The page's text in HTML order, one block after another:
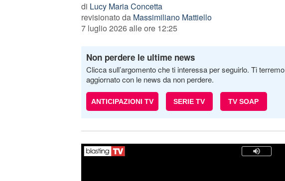
di Lucy Maria Concetta
revisionato da Massimiliano Mattiello
7 luglio 2026 alle ore 12:25
Non perdere le ultime news
Clicca sull’argomento che ti interessa per seguirlo. Ti terremo
aggiornato con le news da non perdere.
ANTICIPAZIONI TV SERIE TV TV SOAP